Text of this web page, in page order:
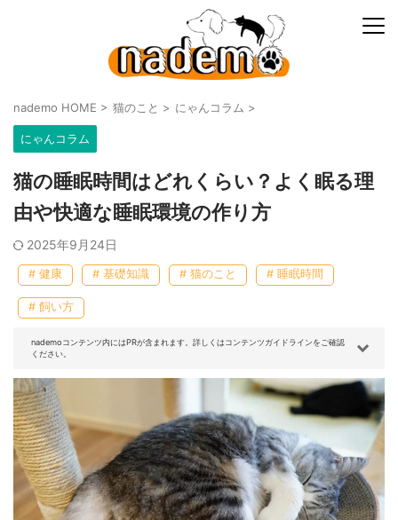
nademo HOME > 猫のこと > にゃんコラム >
にゃんコラム
猫の睡眠時間はどれくらい？よく眠る理
由や快適な睡眠環境の作り方
2025年9月24日
# 健康 # 基礎知識 # 猫のこと # 睡眠時間
# 飼い方
nademoコンテンツ内にはPRが含まれます。詳しくはコンテンツガイドラインをご確認
ください。